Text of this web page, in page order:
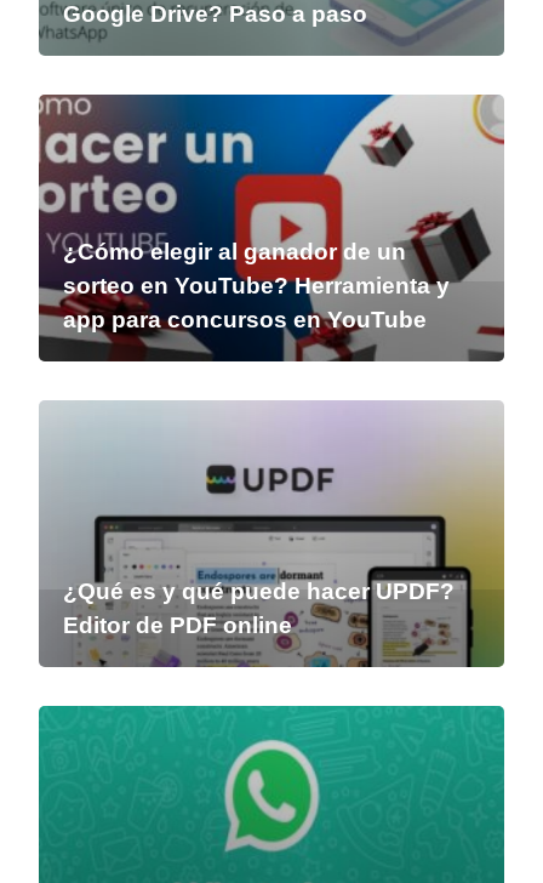
Google Drive? Paso a paso
¿Cómo elegir al ganador de un
sorteo en YouTube? Herramienta y
app para concursos en YouTube
¿Qué es y qué puede hacer UPDF?
Editor de PDF online